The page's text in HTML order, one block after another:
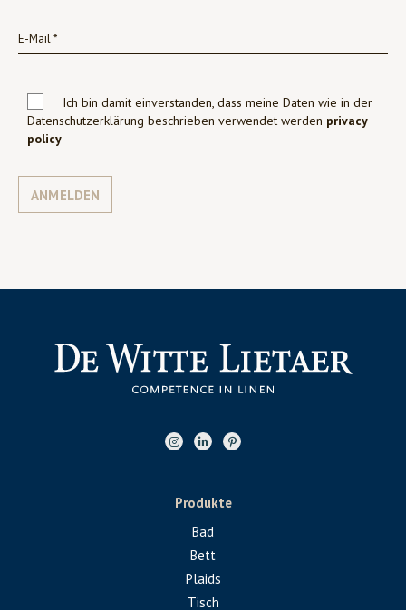
Ich bin damit einverstanden, dass meine Daten wie in der
Datenschutzerklärung beschrieben verwendet werden privacy
policy
ANMELDEN
Produkte
Bad
Bett
Plaids
Tisch